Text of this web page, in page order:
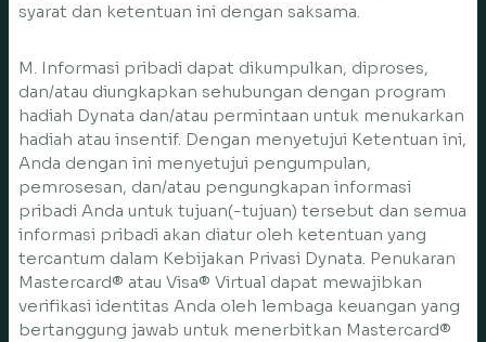
syarat dan ketentuan ini dengan saksama.
M. Informasi pribadi dapat dikumpulkan, diproses,
dan/atau diungkapkan sehubungan dengan program
hadiah Dynata dan/atau permintaan untuk menukarkan
hadiah atau insentif. Dengan menyetujui Ketentuan ini,
Anda dengan ini menyetujui pengumpulan,
pemrosesan, dan/atau pengungkapan informasi
pribadi Anda untuk tujuan(-tujuan) tersebut dan semua
informasi pribadi akan diatur oleh ketentuan yang
tercantum dalam Kebijakan Privasi Dynata. Penukaran
Mastercard® atau Visa® Virtual dapat mewajibkan
verifikasi identitas Anda oleh lembaga keuangan yang
bertanggung jawab untuk menerbitkan Mastercard®